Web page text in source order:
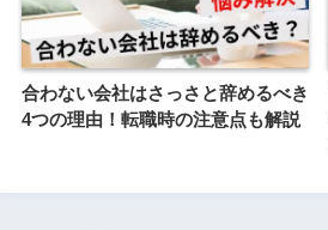
合わない会社はさっさと辞めるべき
4つの理由！転職時の注意点も解説